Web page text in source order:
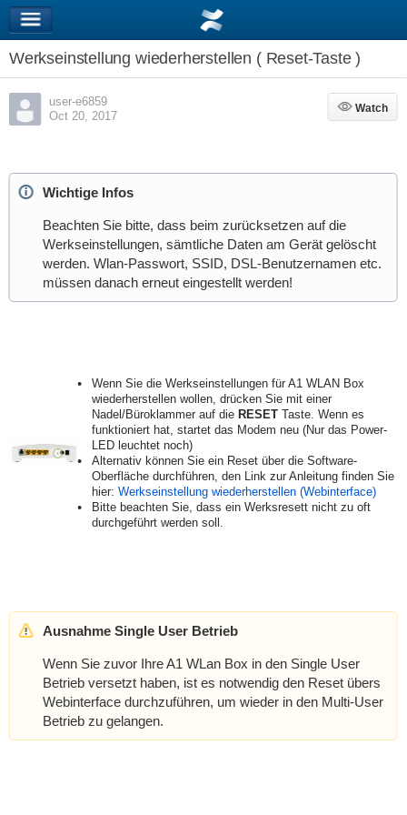
Werkseinstellung wiederherstellen ( Reset-Taste )
user-e6859
Oct 20, 2017
Watch
Watch
Wichtige Infos
Beachten Sie bitte, dass beim zurücksetzen auf die
Werkseinstellungen, sämtliche Daten am Gerät gelöscht
werden. Wlan-Passwort, SSID, DSL-Benutzernamen etc.
müssen danach erneut eingestellt werden!
Wenn Sie die Werkseinstellungen für A1 WLAN Box
wiederherstellen wollen, drücken Sie mit einer
Nadel/Büroklammer auf die RESETTaste. Wenn es
funktioniert hat, startet das Modem neu (Nur das Power-
LED leuchtet noch)
Alternativ können Sie ein Reset über die Software-
Oberfläche durchführen, den Link zur Anleitung finden Sie
hier: Werkseinstellung wiederherstellen (Webinterface)
Bitte beachten Sie, dass ein Werksresett nicht zu oft
durchgeführt werden soll.
Ausnahme Single User Betrieb
Wenn Sie zuvor Ihre A1 WLan Box in den Single User
Betrieb versetzt haben, ist es notwendig den Reset übers
Webinterface durchzuführen, um wieder in den Multi-User
Betrieb zu gelangen.